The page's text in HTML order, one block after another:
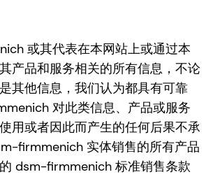
或其代表在本网站上或通过本
产品和服务相关的所有信息，不论
其他信息，我们认为都具有可靠
对此类信息、产品或服务
用或者因此而产生的任何后果不承
firmmenich 实体销售的所有产品
dsm-firmmenich 标准销售条款